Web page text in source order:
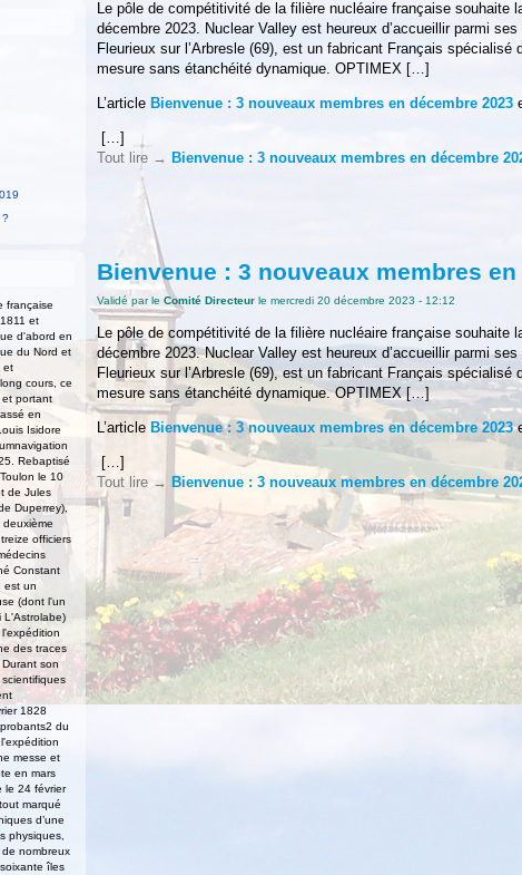
?
française
et
d'abord en
du Nord et
et
cours, ce
et portant
en
Isidore
Rebaptisé
le 10
de Jules
Duperrey),
officiers
Constant
est un
(dont l'un
L'Astrolabe)
des traces
son
1828
du
messe et
en mars
le 24 février
marqué
d’une
physiques,
nombreux
îles
Le pôle de compétitivité de la filière nucléaire française souhaite
décembre 2023. Nuclear Valley est heureux d’accueillir parmi
Fleurieux sur l’Arbresle (69), est un fabricant Français
mesure sans étanchéité dynamique. OPTIMEX […]
L’article Bienvenue : 3 nouveaux membres en décembre 2023
[…]
Tout lire → Bienvenue : 3 nouveaux membres en décembre
Bienvenue : 3 nouveaux membres en
Validé par le Comité Directeur le mercredi 20 décembre 2023 - 12:12
Le pôle de compétitivité de la filière nucléaire française souhaite
décembre 2023. Nuclear Valley est heureux d’accueillir parmi
Fleurieux sur l’Arbresle (69), est un fabricant Français
mesure sans étanchéité dynamique. OPTIMEX […]
L’article Bienvenue : 3 nouveaux membres en décembre 2023
[…]
Tout lire → Bienvenue : 3 nouveaux membres en décembre